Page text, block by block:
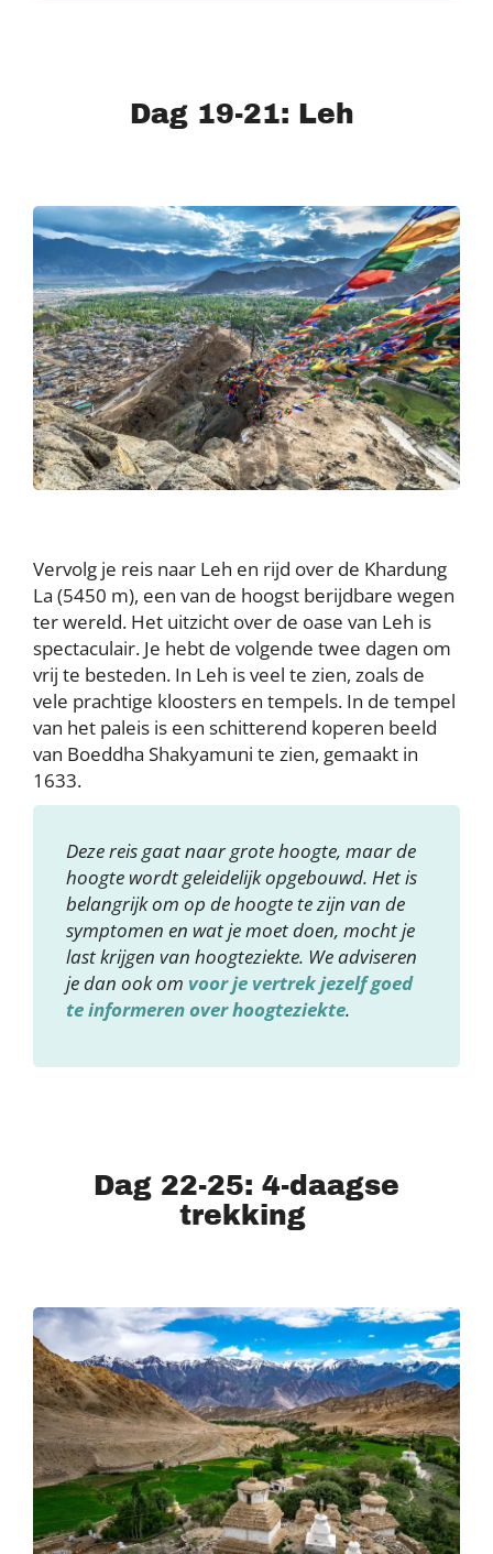
Dag 19-21: Leh
Vervolg je reis naar Leh en rijd over de Khardung
La (5450 m), een van de hoogst berijdbare wegen
ter wereld. Het uitzicht over de oase van Leh is
spectaculair. Je hebt de volgende twee dagen om
vrij te besteden. In Leh is veel te zien, zoals de
vele prachtige kloosters en tempels. In de tempel
van het paleis is een schitterend koperen beeld
van Boeddha Shakyamuni te zien, gemaakt in
1633.
Deze reis gaat naar grote hoogte, maar de
hoogte wordt geleidelijk opgebouwd. Het is
belangrijk om op de hoogte te zijn van de
symptomen en wat je moet doen, mocht je
last krijgen van hoogteziekte. We adviseren
je dan ook om voor je vertrek jezelf goed
te informeren over hoogteziekte.
Dag 22-25: 4-daagse
trekking